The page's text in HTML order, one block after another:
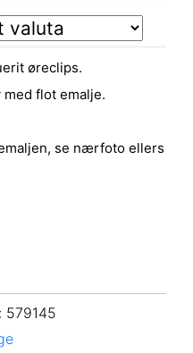
øreclips.
flot emalje.
se nærfoto ellers
: 579145